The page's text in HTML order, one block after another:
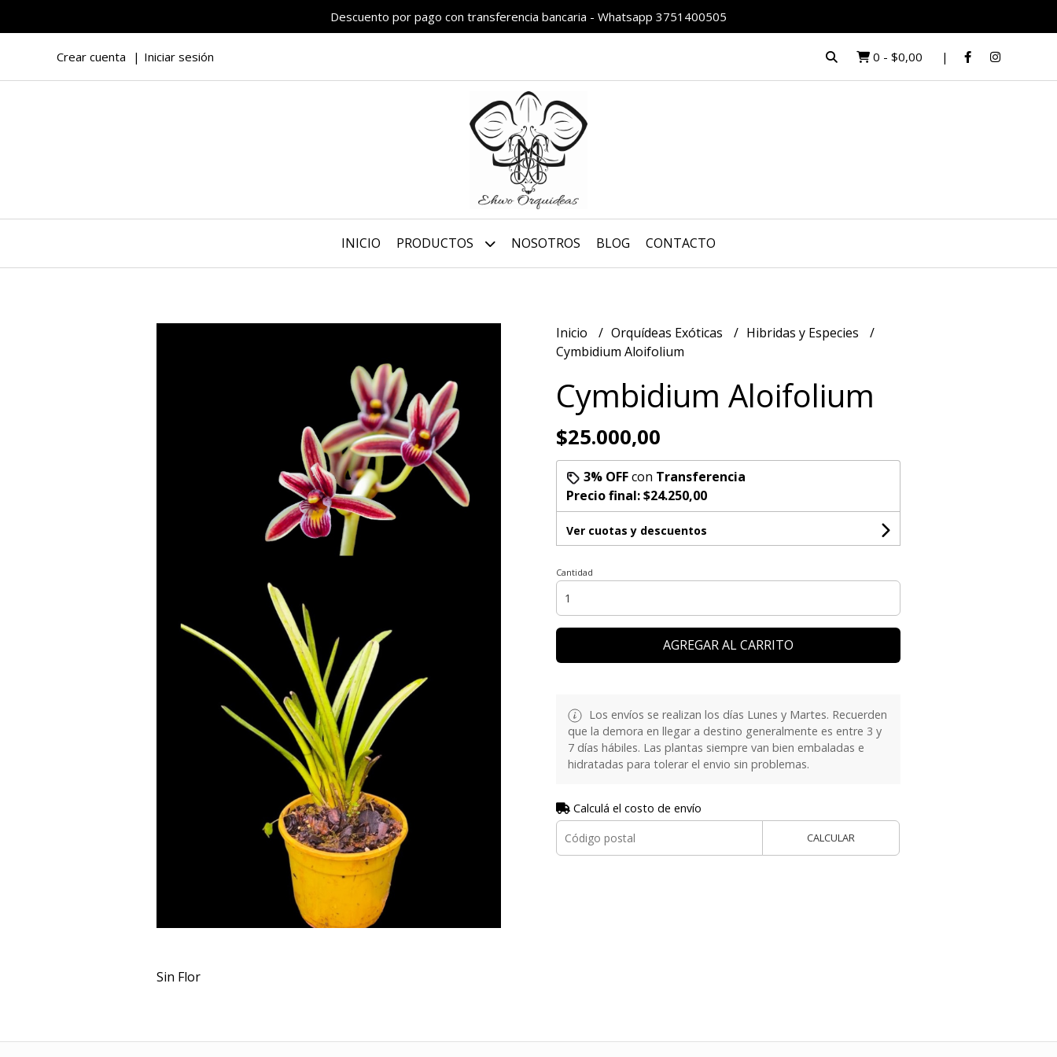
Descuento por pago con transferencia bancaria - Whatsapp 3751400505
Crear cuenta Iniciar sesión 0 - $0,00
INICIO PRODUCTOS NOSOTROS BLOG CONTACTO
Sin Flor
Inicio Orquídeas Exóticas
Hibridas y Especies
Cymbidium Aloifolium
Cymbidium Aloifolium
$25.000,00
3% OFFcon Transferencia
Precio final:$24.250,00
Ver cuotas y descuentos
Cantidad
AGREGAR AL CARRITO
Los envíos se realizan los días Lunes y Martes. Recuerden
que la demora en llegar a destino generalmente es entre 3 y
7 días hábiles. Las plantas siempre van bien embaladas e
hidratadas para tolerar el envio sin problemas.
Calculá el costo de envío
CALCULAR